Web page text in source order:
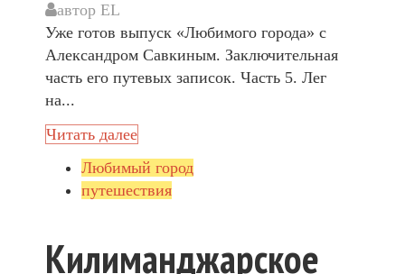
автор EL
Уже готов выпуск «Любимого города» с
Александром Савкиным. Заключительная
часть его путевых записок. Часть 5. Лег
на...
Читать далее
Любимый город
путешествия
Килиманджарское